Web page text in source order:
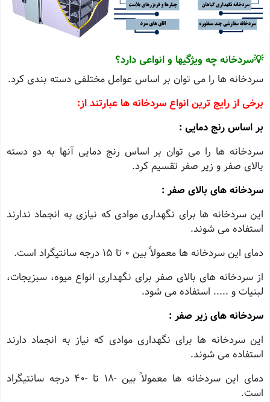
💡سردخانه چه ویژگیها و انواعی دارد؟
سردخانه ها را می توان بر اساس عوامل مختلفی دسته بندی کرد.
برخی از رایج ترین انواع سردخانه ها عبارتند از:
بر اساس رنج دمایی :
سردخانه ها را می توان بر اساس رنج دمایی آنها به دو دسته
بالای صفر و زیر صفر تقسیم کرد.
سردخانه های بالای صفر :
این سردخانه ها برای نگهداری موادی که نیازی به انجماد ندارند
استفاده می شوند.
دمای این سردخانه ها معمولاً بین 0 تا 15 درجه سانتیگراد است.
از سردخانه های بالای صفر برای نگهداری انواع میوه، سبزیجات،
لبنیات و ..... استفاده می شود.
سردخانه های زیر صفر :
این سردخانه ها برای نگهداری موادی که نیاز به انجماد دارند
استفاده می شوند.
دمای این سردخانه ها معمولاً بین -18 تا -40 درجه سانتیگراد
است.